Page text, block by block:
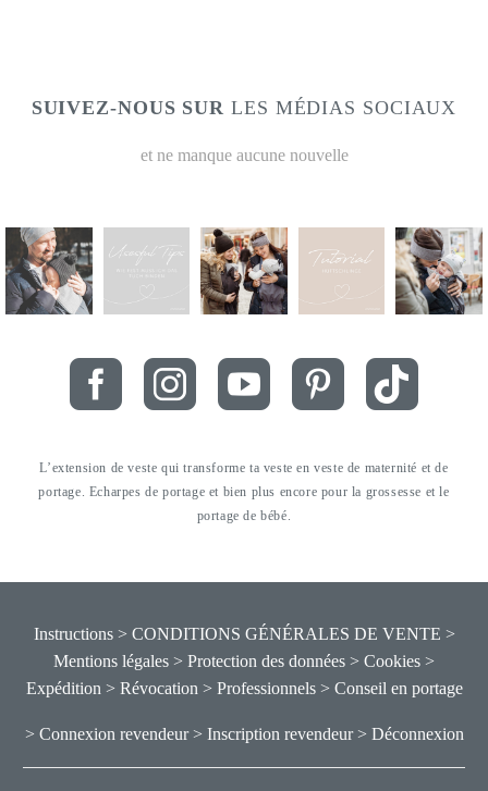
SUIVEZ-NOUS SUR LES MÉDIAS SOCIAUX
et ne manque aucune nouvelle
L’extension de veste qui transforme ta veste en veste de maternité et de
portage. Echarpes de portage et bien plus encore pour la grossesse et le
portage de bébé.
Instructions > CONDITIONS GÉNÉRALES DE VENTE >
Mentions légales > Protection des données > Cookies >
Expédition > Révocation > Professionnels > Conseil en portage
> Connexion revendeur > Inscription revendeur > Déconnexion